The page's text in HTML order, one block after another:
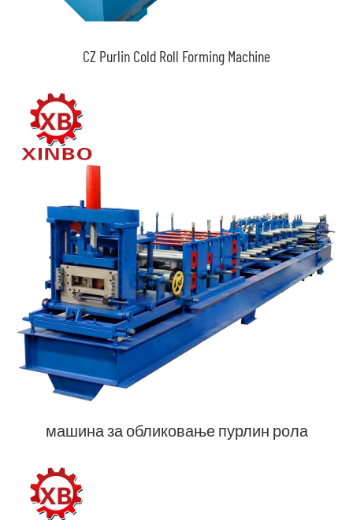
CZ Purlin Cold Roll Forming Machine
машина за обликовање пурлин рола